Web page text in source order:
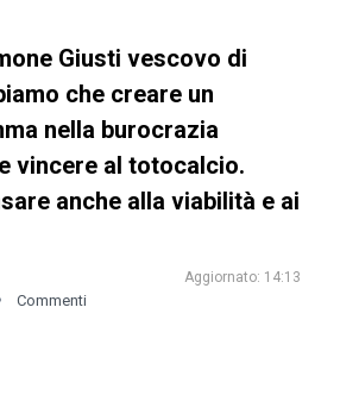
Giusti vescovo di
che creare un
nella burocrazia
vincere al totocalcio.
anche alla viabilità e ai
Aggiornato: 14:13
Commenti